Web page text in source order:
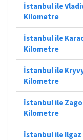
İstanbul ile
Kilometre
İstanbul ile
Kilometre
İstanbul ile
Kilometre
İstanbul ile
Kilometre
İstanbul ile Ilgaz